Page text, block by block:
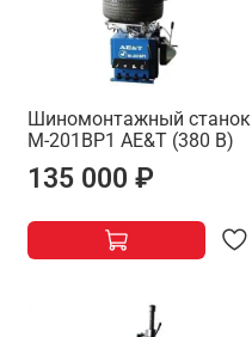
Шиномонтажный станок
M-201BP1 AE&T (380 В)
135 000 ₽